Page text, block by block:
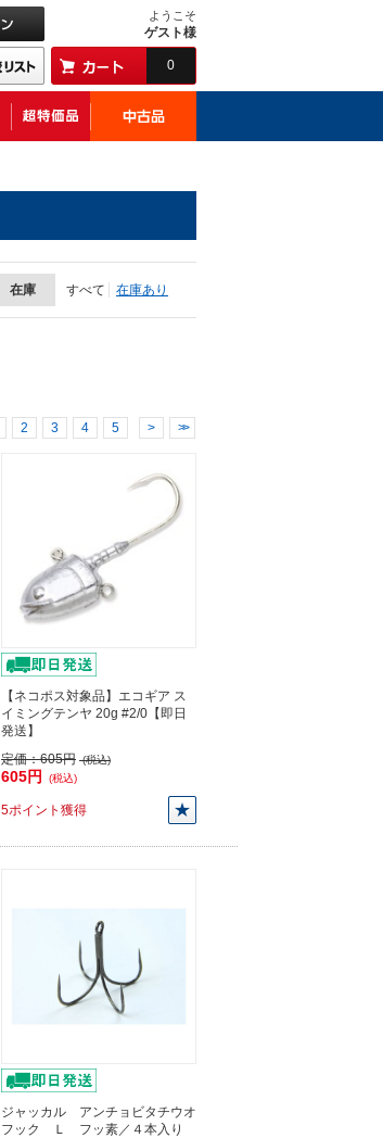
ようこそ
ゲスト様
0
在庫 すべて 在庫あり
2 3 4 5 > >>
【ネコポス対象品】エコギア ス
イミングテンヤ 20g #2/0【即日
発送】
定価：605円 (税込)
605円 (税込)
5ポイント獲得
ジャッカル アンチョビタチウオ
フック Ｌ フッ素／４本入り